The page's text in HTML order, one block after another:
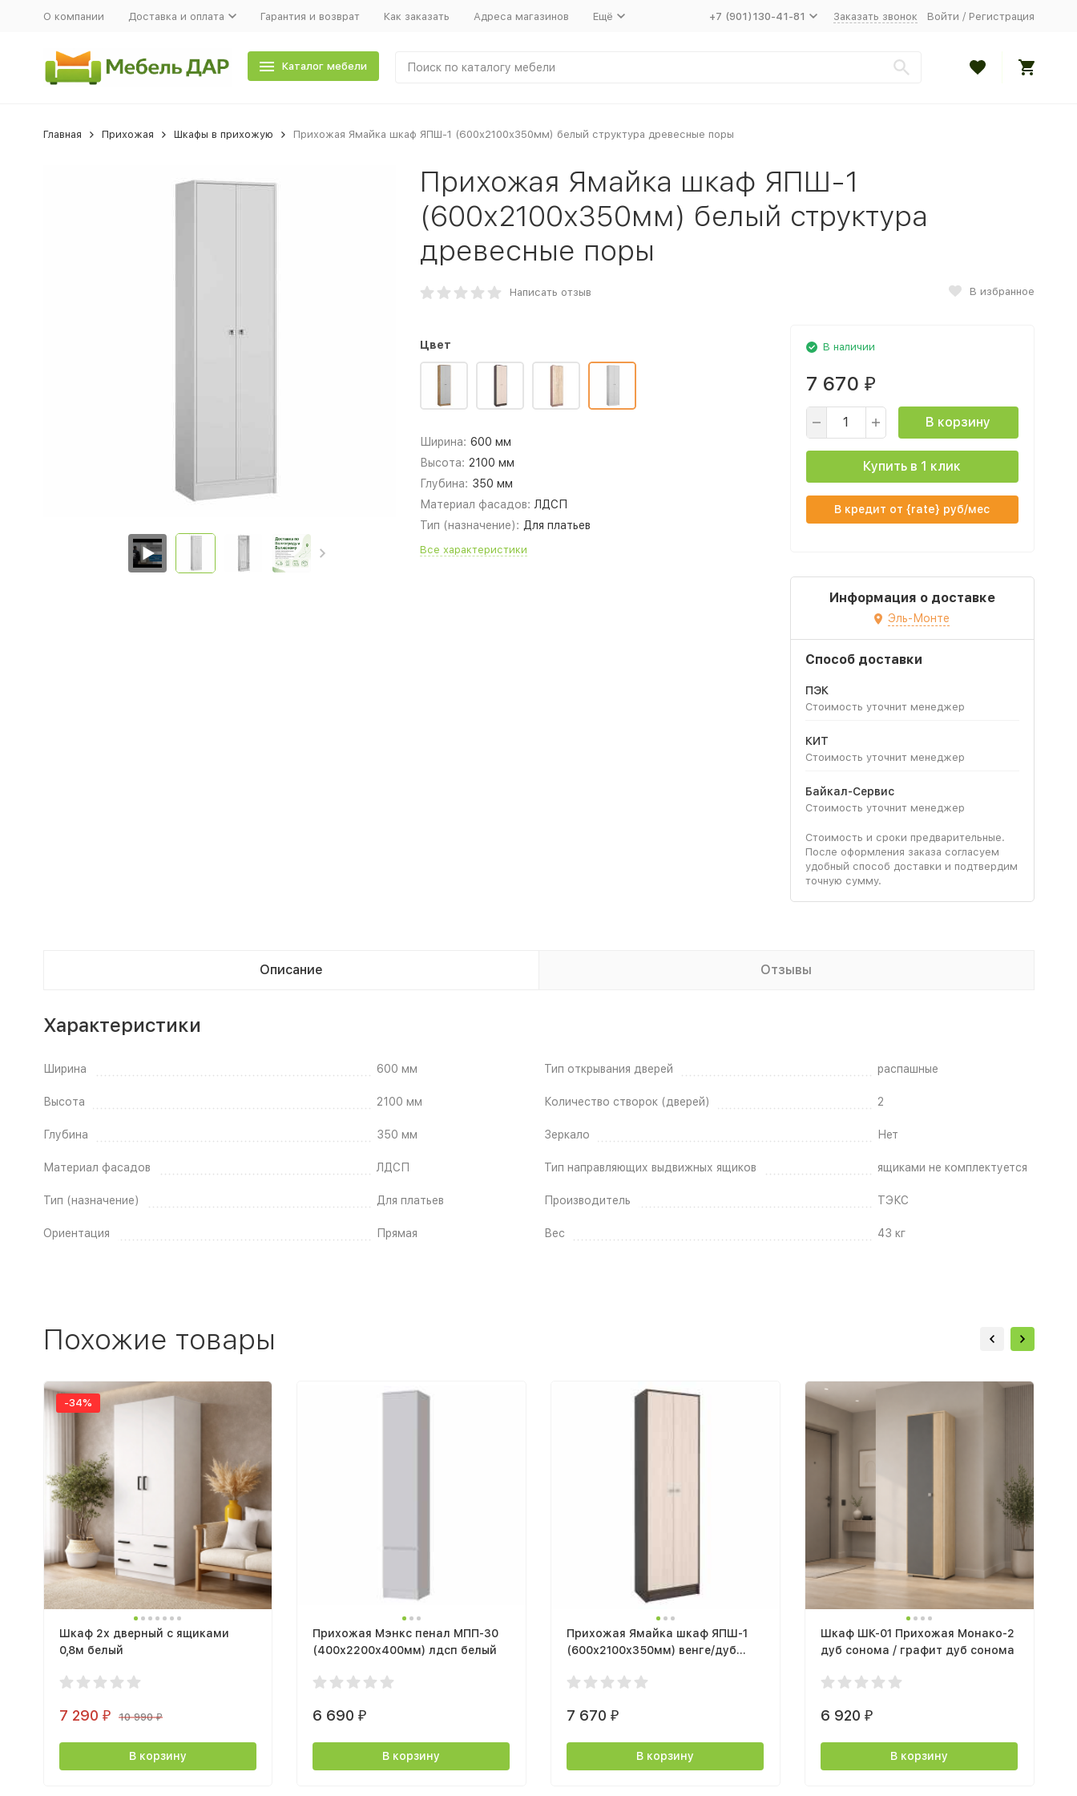
О компании Доставка и оплата Гарантия и возврат Как заказать Адреса магазинов Ещё +7 (901)130-41-81 Заказать звонок Войти / Регистрация
Каталог мебели
Главная Прихожая Шкафы в прихожую Прихожая Ямайка шкаф ЯПШ-1 (600х2100х350мм) белый структура древесные поры
Прихожая Ямайка шкаф ЯПШ-1
(600х2100х350мм) белый структура
древесные поры
Написать отзыв В избранное
Цвет
Ширина: 600 мм
Высота: 2100 мм
Глубина: 350 мм
Материал фасадов: ЛДСП
Тип (назначение): Для платьев
Все характеристики
В наличии
7 670 ₽
В корзину
Купить в 1 клик
В кредит от {rate} руб/мес
Информация о доставке
Эль-Монте
Способ доставки
ПЭК
Стоимость уточнит менеджер
КИТ
Стоимость уточнит менеджер
Байкал-Сервис
Стоимость уточнит менеджер
Стоимость и сроки предварительные.
После оформления заказа согласуем
удобный способ доставки и подтвердим
точную сумму.
Описание Отзывы
Характеристики
Ширина 600 мм
Высота 2100 мм
Глубина 350 мм
Материал фасадов ЛДСП
Тип (назначение) Для платьев
Ориентация Прямая
Тип открывания дверей распашные
Количество створок (дверей) 2
Зеркало Нет
Тип направляющих выдвижных ящиков ящиками не комплектуется
Производитель ТЭКС
Вес 43 кг
Похожие товары
-34%
Шкаф 2х дверный с ящиками
0,8м белый
7 290 ₽ 10 990₽
В корзину
Прихожая Мэнкс пенал МПП-30
(400х2200х400мм) лдсп белый
6 690₽
В корзину
Прихожая Ямайка шкаф ЯПШ-1
(600х2100х350мм) венге/дуб
7 670 ₽
В корзину
Шкаф ШК-01 Прихожая Монако-2
дуб сонома / графит дуб сонома
6 920 ₽
В корзину